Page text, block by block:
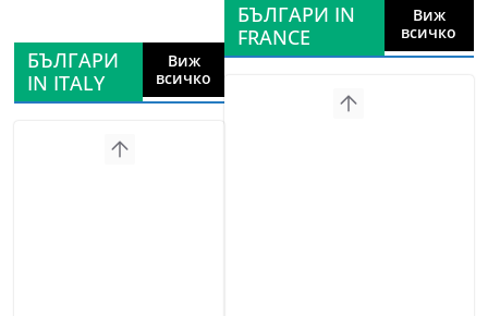
БЪЛГАРИ
IN ITALY
Виж
всичко
БЪЛГАРИ IN
FRANCE
Виж
всичко